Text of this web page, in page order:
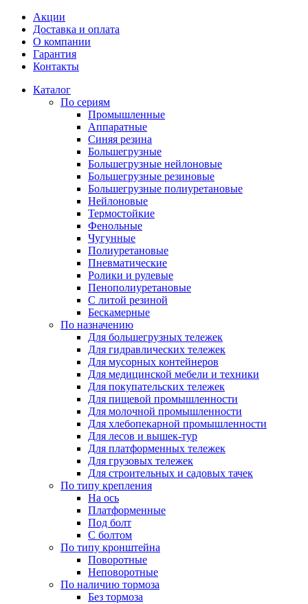
Акции
Доставка и оплата
О компании
Гарантия
Контакты
Каталог
По сериям
Промышленные
Аппаратные
Синяя резина
Большегрузные
Большегрузные нейлоновые
Большегрузные резиновые
Большегрузные полиуретановые
Нейлоновые
Термостойкие
Фенольные
Чугунные
Полиуретановые
Пневматические
Ролики и рулевые
Пенополиуретановые
С литой резиной
Бескамерные
По назначению
Для большегрузных тележек
Для гидравлических тележек
Для мусорных контейнеров
Для медицинской мебели и техники
Для покупательских тележек
Для пищевой промышленности
Для молочной промышленности
Для хлебопекарной промышленности
Для лесов и вышек-тур
Для платформенных тележек
Для грузовых тележек
Для строительных и садовых тачек
По типу крепления
На ось
Платформенные
Под болт
С болтом
По типу кронштейна
Поворотные
Неповоротные
По наличию тормоза
Без тормоза